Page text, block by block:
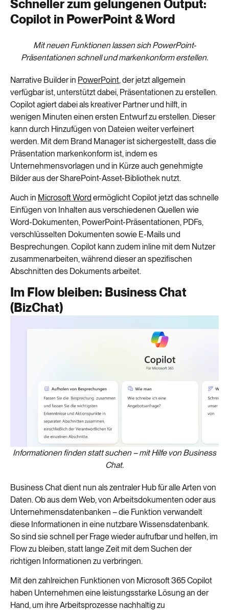
Schneller zum gelungenen Output:
Copilot in PowerPoint & Word
Mit neuen Funktionen lassen sich PowerPoint-
Präsentationen schnell und markenkonform erstellen.
Narrative Builder in PowerPoint, der jetzt allgemein
verfügbar ist, unterstützt dabei, Präsentationen zu erstellen.
Copilot agiert dabei als kreativer Partner und hilft, in
wenigen Minuten einen ersten Entwurf zu erstellen. Dieser
kann durch Hinzufügen von Dateien weiter verfeinert
werden. Mit dem Brand Manager ist sichergestellt, dass die
Präsentation markenkonform ist, indem es
Unternehmensvorlagen und in Kürze auch genehmigte
Bilder aus der SharePoint-Asset-Bibliothek nutzt.
Auch in Microsoft Word ermöglicht Copilot jetzt das schnelle
Einfügen von Inhalten aus verschiedenen Quellen wie
Word-Dokumenten, PowerPoint-Präsentationen, PDFs,
verschlüsselten Dokumenten sowie E-Mails und
Besprechungen. Copilot kann zudem inline mit dem Nutzer
zusammenarbeiten, während dieser an spezifischen
Abschnitten des Dokuments arbeitet.
Im Flow bleiben: Business Chat
(BizChat)
Informationen finden statt suchen – mit Hilfe von Business
Chat.
Business Chat dient nun alszentralerHub für alle Arten von
Daten.Ob aus dem Web, von Arbeitsdokumenten oder aus
Unternehmensdatenbanken – die Funktion verwandelt
diese Informationen in eine nutzbare Wissensdatenbank.
So sind sie schnell per Frage wieder aufrufbar und helfen, im
Flow zu bleiben, statt lange Zeit mit dem Suchen der
richtigen Informationen zu verbringen.
Mitden zahlreichen Funktionen von Microsoft 365 Copilot
haben Unternehmen eine leistungsstarke Lösung an der
Hand, um ihre Arbeitsprozesse nachhaltig zu